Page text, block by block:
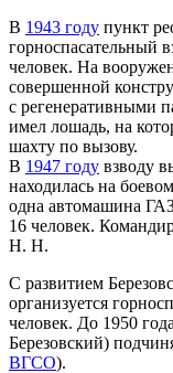
В 1943 году пункт
горноспасательный
человек. На
совершенной
с регенеративными
имел лошадь, на
шахту по вызову.
В 1947 году взводу
находилась на
одна автомашина
16 человек.
Н. Н.
С развитием
организуется
человек. До 1950
Березовский)
ВГСО).